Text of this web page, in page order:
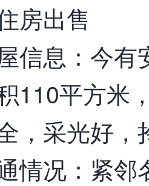
出售
息：今有
110平方米
，采光好，
况：紧邻